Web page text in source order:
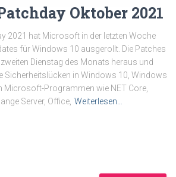
Oktober 2021
2021 hat Microsoft in der letzten Woche
für Windows 10 ausgerollt. Die Patches
Dienstag des Monats heraus und
Sicherheitslücken in Windows 10, Windows
Microsoft-Programmen wie NET Core,
Server, Office, Weiterlesen…